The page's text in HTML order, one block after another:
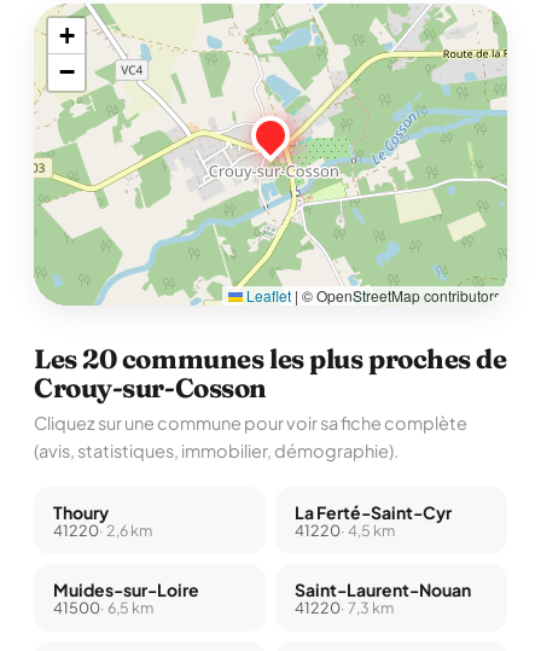
+
−
Leaflet | © OpenStreetMap contributors
Les 20 communes les plus proches de
Crouy-sur-Cosson
Cliquez sur une commune pour voir sa fiche complète
(avis, statistiques, immobilier, démographie).
Thoury
41220· 2,6 km
La Ferté-Saint-Cyr
41220· 4,5 km
Muides-sur-Loire
41500· 6,5 km
Saint-Laurent-Nouan
41220· 7,3 km